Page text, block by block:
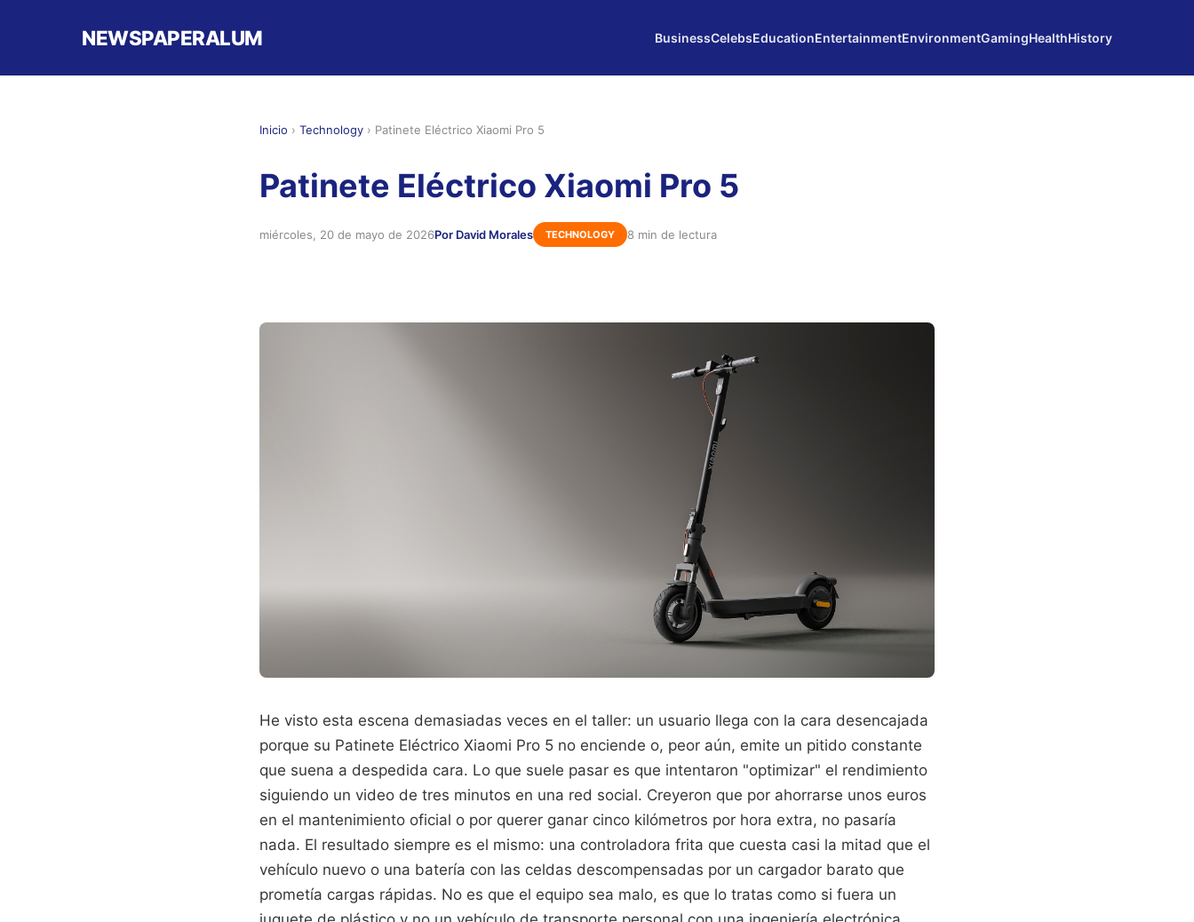
NEWSPAPERALUM BusinessCelebsEducationEntertainmentEnvironmentGamingHealthHistory
Inicio › Technology › Patinete Eléctrico Xiaomi Pro 5
Patinete Eléctrico Xiaomi Pro 5
miércoles, 20 de mayo de 2026Por David Morales TECHNOLOGY 8 min de lectura
He visto esta escena demasiadas veces en el taller: un usuario llega con la cara desencajada
porque su Patinete Eléctrico Xiaomi Pro 5 no enciende o, peor aún, emite un pitido constante
que suena a despedida cara. Lo que suele pasar es que intentaron "optimizar" el rendimiento
siguiendo un video de tres minutos en una red social. Creyeron que por ahorrarse unos euros
en el mantenimiento oficial o por querer ganar cinco kilómetros por hora extra, no pasaría
nada. El resultado siempre es el mismo: una controladora frita que cuesta casi la mitad que el
vehículo nuevo o una batería con las celdas descompensadas por un cargador barato que
prometía cargas rápidas. No es que el equipo sea malo, es que lo tratas como si fuera un